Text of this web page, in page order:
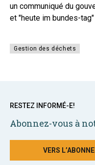
un communiqué du
et "heute im bundes-
Gestion des déchets
RESTEZ INFORMÉ-E!
Abonnez-vous à
VERS